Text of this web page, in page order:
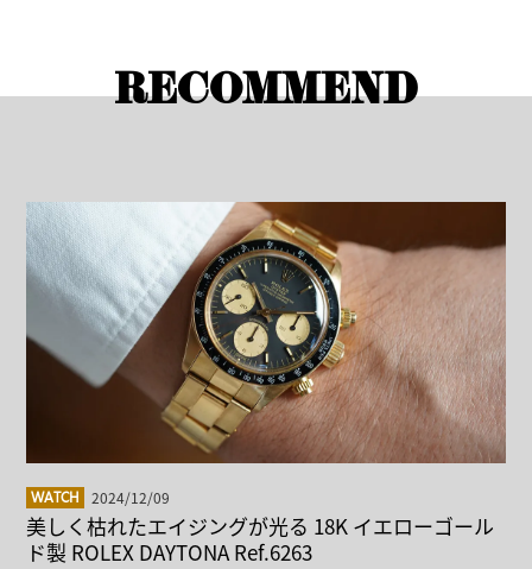
RECOMMEND
WATCH 2024/12/09
美しく枯れたエイジングが光る 18K イエローゴール
ド製 ROLEX DAYTONA Ref.6263